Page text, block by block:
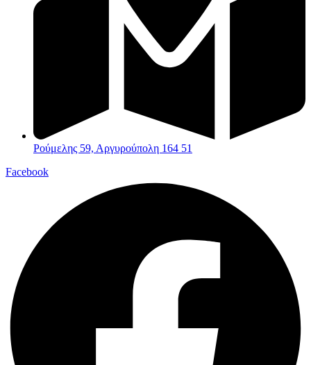
Ρούμελης 59, Αργυρούπολη 164 51
Facebook